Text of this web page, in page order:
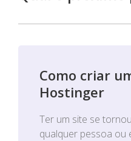
Como criar
Hostinger
Ter um site se
qualquer pessoa ou